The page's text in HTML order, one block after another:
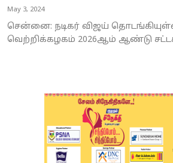
May 3, 2024
சென்னை: நடிகர் விஜய்
வெற்றிக்கழகம் 2026ஆம் ஆண்டு